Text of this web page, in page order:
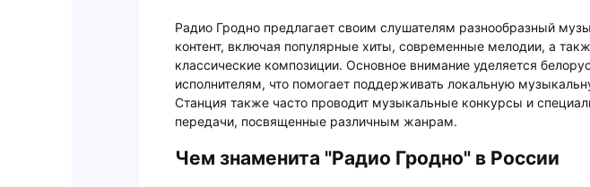
Радио Гродно предлагает своим слушателям разнообразный
контент, включая популярные хиты, современные мелодии, а
классические композиции. Основное внимание уделяется
исполнителям, что помогает поддерживать локальную
Станция также часто проводит музыкальные конкурсы и
передачи, посвященные различным жанрам.
Чем знаменита "Радио Гродно" в России